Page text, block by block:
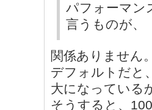
パフォーマン
言うものが、
関係ありません
デフォルトだと
大になっている
そうすると、